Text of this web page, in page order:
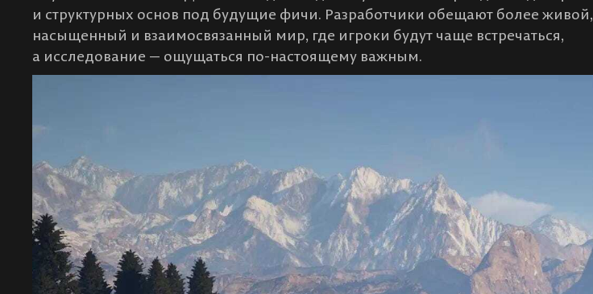
и структурных основ под будущие фичи. Разработчики обещают более живой,
насыщенный и взаимосвязанный мир, где игроки будут чаще встречаться,
а исследование — ощущаться по-настоящему важным.